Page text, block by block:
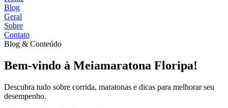
Blog
Geral
Sobre
Contato
Blog & Conteúdo
Bem-vindo à Meiamaratona Floripa!
Descubra tudo sobre corrida, maratonas e dicas para melhorar seu
desempenho.